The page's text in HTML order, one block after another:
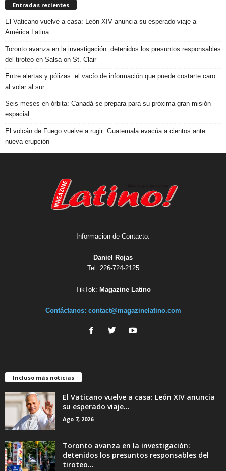
Entradas recientes
El Vaticano vuelve a casa: León XIV anuncia su esperado viaje a
América Latina
Toronto avanza en la investigación: detenidos los presuntos responsables
del tiroteo en Salsa on St. Clair
Entre alertas y pólizas: el vacío de información que puede costarte caro
al volar al sur
Seis meses en órbita: Canadá se prepara para su próxima gran misión
espacial
El volcán de Fuego vuelve a rugir: Guatemala evacúa a cientos ante
nueva erupción
Informacion de Contacto:
Daniel Rojas
Tel: 226-724-2125
TikTok: Magazine Latino
Contáctanos: contact@magazinelatino.com
Incluso más noticias
El Vaticano vuelve a casa: León XIV anuncia
su esperado viaje...
Ago 7, 2026
Toronto avanza en la investigación:
detenidos los presuntos responsables del
tiroteo...